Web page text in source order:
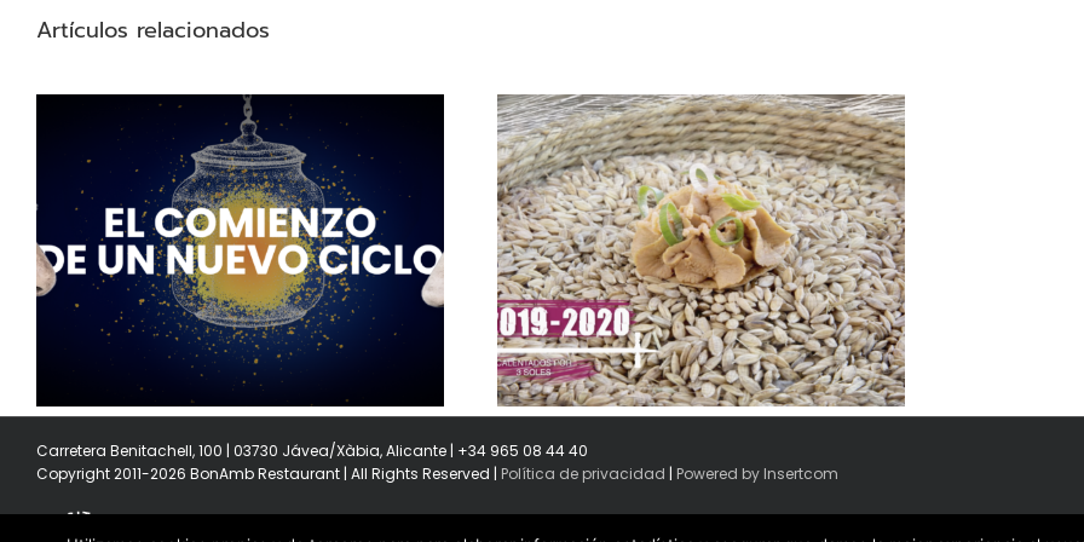
Artículos relacionados
2019-2020: Calentados por tres Soles
Carretera Benitachell, 100 | 03730 Jávea/Xàbia, Alicante | +34 965 08 44 40
Copyright 2011-2026 BonAmb Restaurant | All Rights Reserved | Política de privacidad | Powered by Insertcom